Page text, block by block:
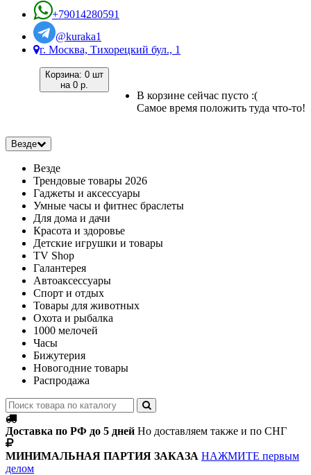
+79014280591
@kuraka1
г. Москва, Тихорецкий бул., 1
Корзина: 0 шт
на 0 р.
В корзине сейчас пусто :(
Самое время положить туда что-то!
Везде
Везде
Трендовые товары 2026
Гаджеты и аксессуары
Умные часы и фитнес браслеты
Для дома и дачи
Красота и здоровье
Детские игрушки и товары
TV Shop
Галантерея
Автоаксессуары
Спорт и отдых
Товары для животных
Охота и рыбалка
1000 мелочей
Часы
Бижутерия
Новогодние товары
Распродажа
Доставка по РФ до 5 дней Но доставляем также и по СНГ
МИНИМАЛЬНАЯ ПАРТИЯ ЗАКАЗА НАЖМИТЕ первым
делом